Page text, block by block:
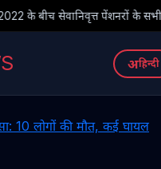
के सभी देय लाभ तुरंत जारी किए
अहिन्दी